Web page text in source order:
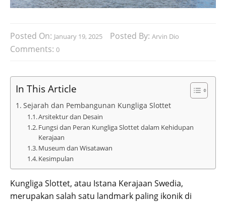
Posted On: January 19, 2025 Posted By: Arvin Dio
Comments: 0
In This Article
Sejarah dan Pembangunan Kungliga Slottet
Arsitektur dan Desain
Fungsi dan Peran Kungliga Slottet dalam Kehidupan
Kerajaan
Museum dan Wisatawan
Kesimpulan
Kungliga Slottet, atau Istana Kerajaan Swedia,
merupakan salah satu landmark paling ikonik di